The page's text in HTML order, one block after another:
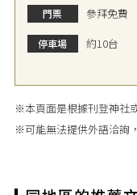
門票 參拜免費
停車場 約10台
※本頁面是根據刊登神社
※可能無法提供外語洽詢